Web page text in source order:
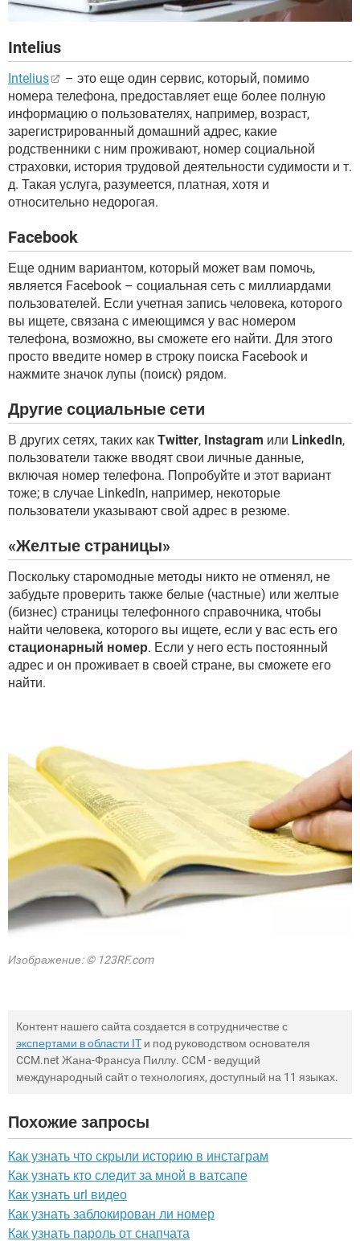
Intelius
Intelius
– это еще один сервис, который, помимо
номера телефона, предоставляет еще более полную
информацию о пользователях, например, возраст,
зарегистрированный домашний адрес, какие
родственники с ним проживают, номер социальной
страховки, история трудовой деятельности судимости и т.
д. Такая услуга, разумеется, платная, хотя и
относительно недорогая.
Facebook
Еще одним вариантом, который может вам помочь,
является Facebook – социальная сеть с миллиардами
пользователей. Если учетная запись человека, которого
вы ищете, связана с имеющимся у вас номером
телефона, возможно, вы сможете его найти. Для этого
просто введите номер в строку поиска Facebook и
нажмите значок лупы (поиск) рядом.
Другие социальные сети
В других сетях, таких как Twitter, Instagram или LinkedIn,
пользователи также вводят свои личные данные,
включая номер телефона. Попробуйте и этот вариант
тоже; в случае LinkedIn, например, некоторые
пользователи указывают свой адрес в резюме.
«Желтые страницы»
Поскольку старомодные методы никто не отменял, не
забудьте проверить также белые (частные) или желтые
(бизнес) страницы телефонного справочника, чтобы
найти человека, которого вы ищете, если у вас есть его
стационарный номер. Если у него есть постоянный
адрес и он проживает в своей стране, вы сможете его
найти.
Изображение: © 123RF.com
Контент нашего сайта создается в сотрудничестве с
экспертами в области IT и под руководством основателя
CCM.net Жана-Франсуа Пиллу. CCM - ведущий
международный сайт о технологиях, доступный на 11 языках.
Похожие запросы
Как узнать что скрыли историю в инстаграм
Как узнать кто следит за мной в ватсапе
Как узнать url видео
Как узнать заблокирован ли номер
Как узнать пароль от снапчата